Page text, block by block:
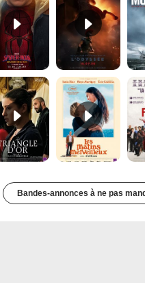
Les Matins merveilleux Bande-annonce VF
Bandes-annonces à ne pas